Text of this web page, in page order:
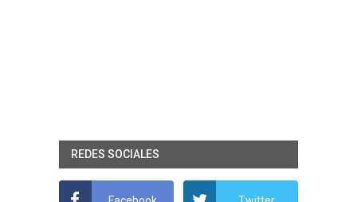
REDES SOCIALES